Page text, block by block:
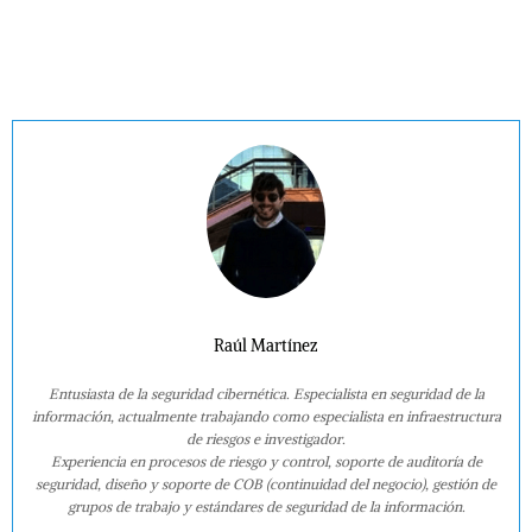
Raúl Martínez
Entusiasta de la seguridad cibernética. Especialista en seguridad de la
información, actualmente trabajando como especialista en infraestructura
de riesgos e investigador.
Experiencia en procesos de riesgo y control, soporte de auditoría de
seguridad, diseño y soporte de COB (continuidad del negocio), gestión de
grupos de trabajo y estándares de seguridad de la información.